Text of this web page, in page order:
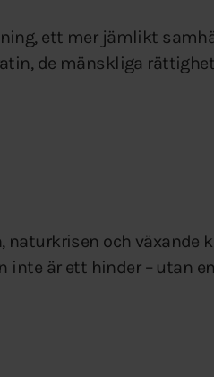
ett mer jämlikt
de mänskliga
naturkrisen och växande
är ett hinder – utan